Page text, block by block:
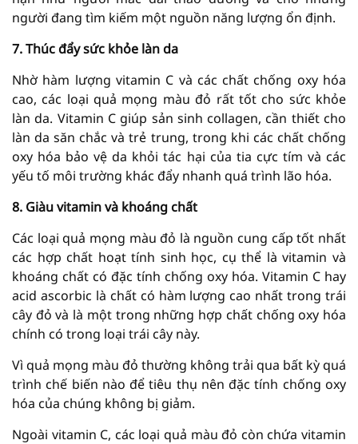
người đang tìm kiếm một nguồn năng lượng ổn định.
7. Thúc đẩy sức khỏe làn da
Nhờ hàm lượng vitamin C và các chất chống oxy hóa
cao, các loại quả mọng màu đỏ rất tốt cho sức khỏe
làn da. Vitamin C giúp sản sinh collagen, cần thiết cho
làn da săn chắc và trẻ trung, trong khi các chất chống
oxy hóa bảo vệ da khỏi tác hại của tia cực tím và các
yếu tố môi trường khác đẩy nhanh quá trình lão hóa.
8. Giàu vitamin và khoáng chất
Các loại quả mọng màu đỏ là nguồn cung cấp tốt nhất
các hợp chất hoạt tính sinh học, cụ thể là vitamin và
khoáng chất có đặc tính chống oxy hóa. Vitamin C hay
acid ascorbic là chất có hàm lượng cao nhất trong trái
cây đỏ và là một trong những hợp chất chống oxy hóa
chính có trong loại trái cây này.
Vì quả mọng màu đỏ thường không trải qua bất kỳ quá
trình chế biến nào để tiêu thụ nên đặc tính chống oxy
hóa của chúng không bị giảm.
Ngoài vitamin C, các loại quả màu đỏ còn chứa vitamin